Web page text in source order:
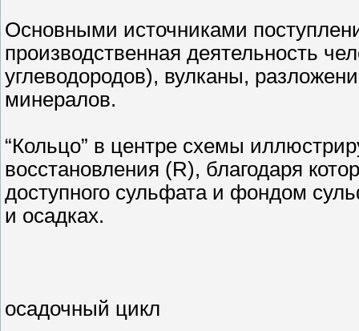
Основными источниками
производственная деятельность
углеводородов), вулканы,
минералов.
“Кольцо” в центре схемы
восстановления (R), благодаря
доступного сульфата и фондом
и осадках.
осадочный цикл